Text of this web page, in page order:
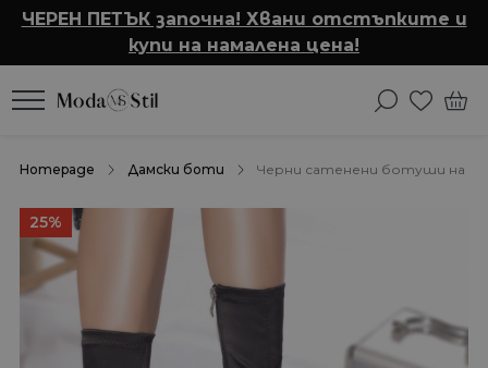
ЧЕРЕН ПЕТЪК започна! Хвани отстъпките и
купи на намалена цена!
Homepage Дамски боти Черни сатенени ботуши на
25%